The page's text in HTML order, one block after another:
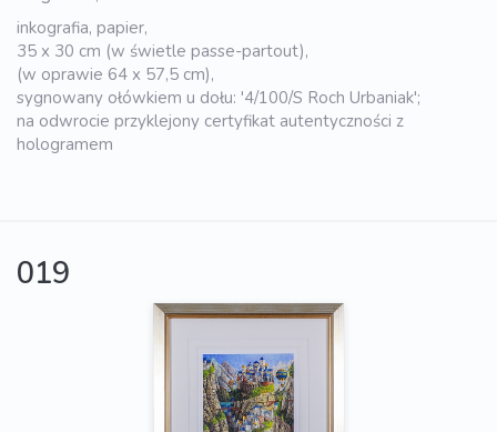
inkografia, papier,
35 x 30 cm (w świetle passe-partout),
(w oprawie 64 x 57,5 cm),
sygnowany ołówkiem u dołu: '4/100/S Roch Urbaniak';
na odwrocie przyklejony certyfikat autentyczności z
hologramem
019